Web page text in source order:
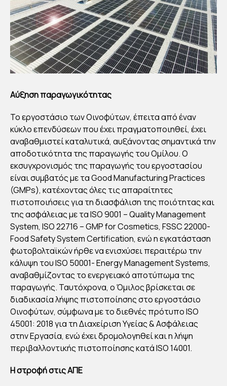
ΩΓ
Η
By
Στέλλα
Αυγου
στάκη
Αύξηση παραγωγικότητας
To εργοστάσιο των Οινοφύτων, έπειτα από έναν
κύκλο επενδύσεων που έχει πραγματοποιηθεί, έχει
αναβαθμιστεί καταλυτικά, αυξάνοντας σημαντικά την
αποδοτικότητα της παραγωγής του Ομίλου. Ο
εκσυγχρονισμός της παραγωγής του εργοστασίου
είναι συμβατός με τα Good Manufacturing Practices
(GMPs), κατέχοντας όλες τις απαραίτητες
πιστοποιήσεις για τη διασφάλιση της ποιότητας και
της ασφάλειας με τα ISO 9001 – Quality Management
System, ISO 22716 – GMP for Cosmetics, FSSC 22000-
Food Safety System Certification, ενώ η εγκατάσταση
φωτοβολταϊκών ήρθε να ενισχύσει περαιτέρω την
κάλυψη του ISO 50001- Energy Management Systems,
αναβαθμίζοντας το ενεργειακό αποτύπωμα της
παραγωγής. Ταυτόχρονα, ο Όμιλος βρίσκεται σε
διαδικασία λήψης πιστοποίησης στο εργοστάσιο
Οινοφύτων, σύμφωνα με το διεθνές πρότυπο ISO
45001: 2018 για τη Διαχείριση Υγείας & Ασφάλειας
στην Εργασία, ενώ έχει δρομολογηθεί και η λήψη
περιβαλλοντικής πιστοποίησης κατά ISO 14001.
Η στροφή στις ΑΠΕ